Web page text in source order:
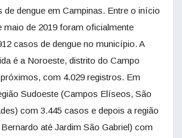
de dengue em Campinas. Entre o início
maio de 2019 foram oficialmente
casos de dengue no município. A
é a Noroeste, distrito do Campo
com 4.029 registros. Em
Sudoeste (Campos Elíseos, São
com 3.445 casos e depois a região
até Jardim São Gabriel) com